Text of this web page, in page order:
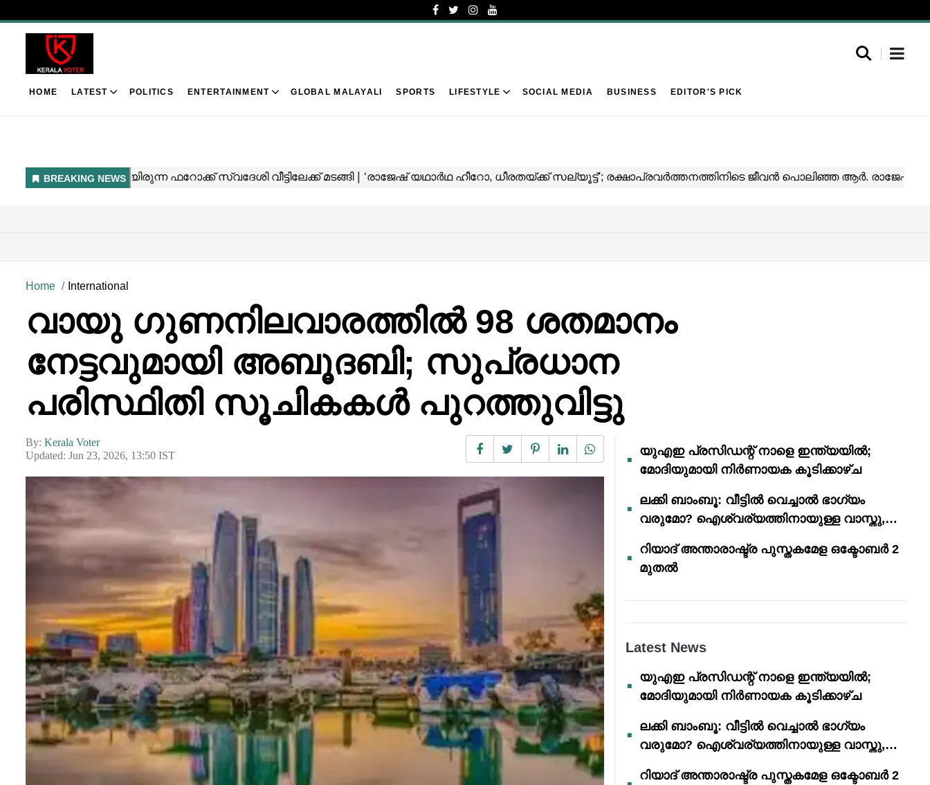
HOME LATEST POLITICS ENTERTAINMENT GLOBAL MALAYALI SPORTS LIFESTYLE SOCIAL MEDIA BUSINESS EDITOR'S PICK
Home International
വായു ഗുണനിലവാരത്തില്‍ 98 ശതമാനം
നേട്ടവുമായി അബൂദബി; സുപ്രധാന
പരിസ്ഥിതി സൂചികകൾ പുറത്തുവിട്ടു
By: Kerala Voter
Updated: Jun 23, 2026, 13:50 IST
യുഎഇ പ്രസിഡന്റ് നാളെ ഇന്ത്യയിൽ;
മോദിയുമായി നിർണായക കൂടിക്കാഴ്ച
ലക്കി ബാംബൂ: വീട്ടിൽ വെച്ചാൽ ഭാഗ്യം
വരുമോ? ഐശ്വര്യത്തിനായുള്ള വാസ്തു,
റിയാദ് അന്താരാഷ്ട്ര പുസ്തകമേള ഒക്ടോബർ 2
മുതൽ
Latest News
യുഎഇ പ്രസിഡന്റ് നാളെ ഇന്ത്യയിൽ;
മോദിയുമായി നിർണായക കൂടിക്കാഴ്ച
ലക്കി ബാംബൂ: വീട്ടിൽ വെച്ചാൽ ഭാഗ്യം
വരുമോ? ഐശ്വര്യത്തിനായുള്ള വാസ്തു,
റിയാദ് അന്താരാഷ്ട്ര പുസ്തകമേള ഒക്ടോബർ 2